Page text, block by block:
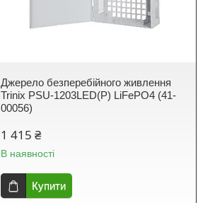
Джерело безперебійного живлення
Trinix PSU-1203LED(P) LiFePO4 (41-
00056)
1 415 ₴
В наявності
Купити